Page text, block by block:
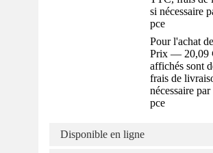
si nécessaire
pce
Pour l'achat
Prix — 20,09
affichés sont
frais de
nécessaire par
pce
Disponible en ligne